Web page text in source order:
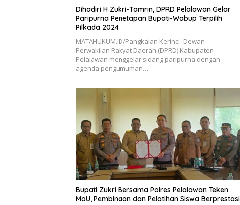
Dihadiri H Zukri-Tamrin, DPRD Pelalawan Gelar
Paripurna Penetapan Bupati-Wabup Terpilih
Pilkada 2024
MATAHUKUM.ID/Pangkalan Kerinci -Dewan
Perwakilan Rakyat Daerah (DPRD) Kabupaten
Pelalawan menggelar sidang paripurna dengan
agenda pengumuman…
Bupati Zukri Bersama Polres Pelalawan Teken
MoU, Pembinaan dan Pelatihan Siswa Berprestasi